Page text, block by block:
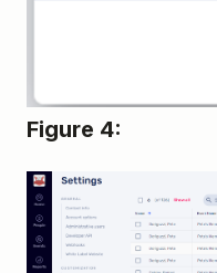
Figure 4: